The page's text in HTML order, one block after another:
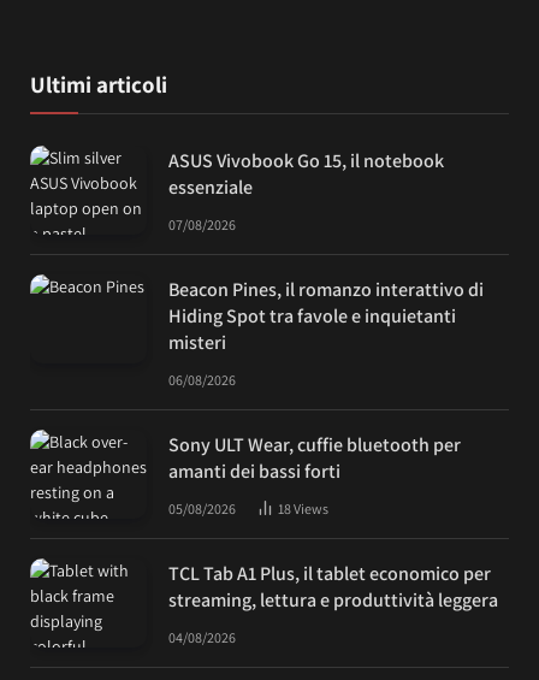
Ultimi articoli
ASUS Vivobook Go 15, il notebook
essenziale
07/08/2026
Beacon Pines, il romanzo interattivo di
Hiding Spot tra favole e inquietanti
misteri
06/08/2026
Sony ULT Wear, cuffie bluetooth per
amanti dei bassi forti
05/08/2026 18Views
TCL Tab A1 Plus, il tablet economico per
streaming, lettura e produttività leggera
04/08/2026